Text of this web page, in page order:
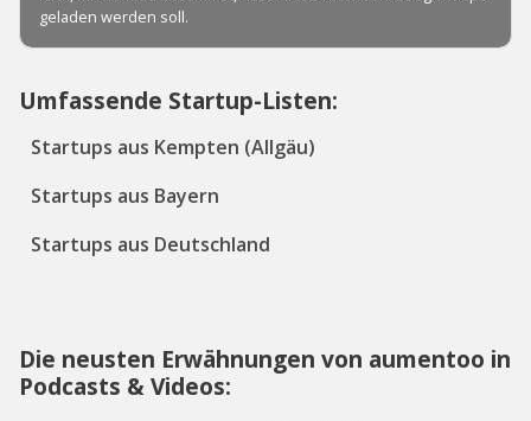
Umfassende Startup-Listen:
Startups aus Kempten (Allgäu)
Startups aus Bayern
Startups aus Deutschland
Die neusten Erwähnungen von aumentoo in
Podcasts & Videos: